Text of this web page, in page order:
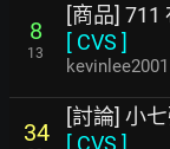
8
13
[商品] 711
[ CVS ]
kevinlee2001
34
[討論] 小
[ CVS ]